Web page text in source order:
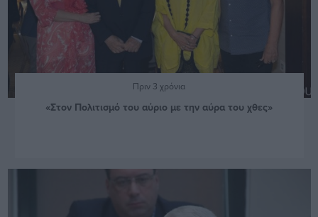
Πριν 3 χρόνια
«Στον Πολιτισμό του αύριο με την αύρα του χθες»